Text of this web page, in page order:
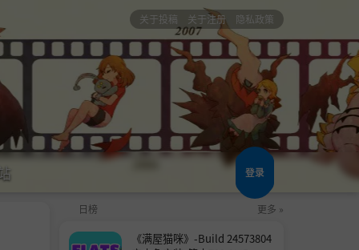
关于投稿 关于注册 隐私政策
登录
日榜 更多 »
《满屋猫咪》-Build 24573804